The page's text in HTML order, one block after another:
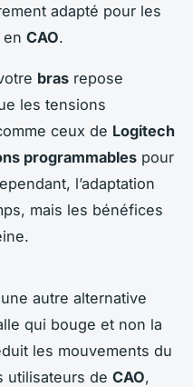
adapté pour les
CAO.
bras repose
les tensions
ceux de Logitech
programmables pour
l’adaptation
mais les bénéfices
autre alternative
qui bouge et non la
les mouvements du
utilisateurs de CAO,